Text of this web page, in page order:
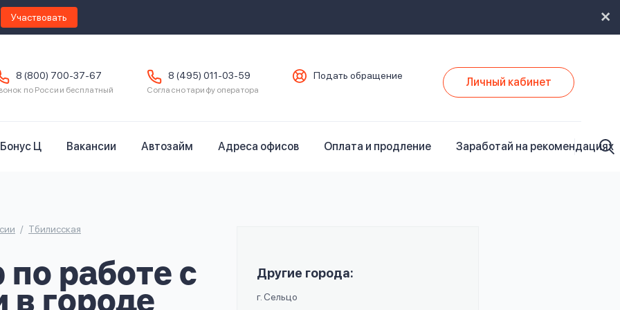
Участвовать
8 (800) 700-37-67
по России бесплатный
8 (495) 011-03-59
Согласно тарифу оператора
Подать обращение Личный кабинет
Бонус Ц Вакансии Автозайм Адреса офисов Оплата и продление Заработай на рекомендациях
Тбилисская
работе с
в городе
Другие города:
г. Сельцо